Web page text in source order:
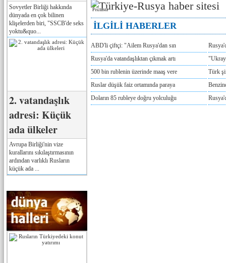
Sovyetler Birliği hakkında
dünyada en çok bilinen
klişelerden biri, "SSCB'de seks
yoktu&quo...
2. vatandaşlık
adresi: Küçük
ada ülkeler
Avrupa Birliği'nin vize
kurallarını sıkılaştırmasının
ardından varlıklı Rusların
küçük ada ...
Реклама
İLGİLİ HABERLER
ABD'li çiftçi: "Ailem Rusya'dan sın
Rusya'da vatandaşlıktan çıkmak artı
500 bin rublenin üzerinde maaş vere
Türk
Ruslar düşük faiz ortamında paraya
Doların 85 rubleye doğru yolculuğu